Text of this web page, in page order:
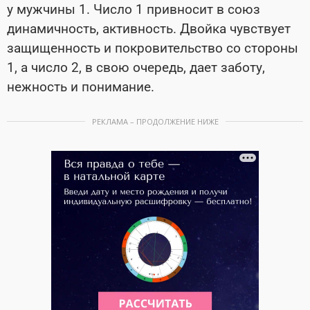
у мужчины 1. Число 1 привносит в союз
динамичность, активность. Двойка чувствует
защищенность и покровительство со стороны
1, а число 2, в свою очередь, дает заботу,
нежность и понимание.
РЕКЛАМА – ПРОДОЛЖЕНИЕ НИЖЕ